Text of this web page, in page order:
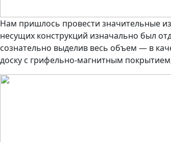
Нам пришлось провести значительные
несущих конструкций изначально был
сознательно выделив весь объем — в
доску с грифельно-магнитным